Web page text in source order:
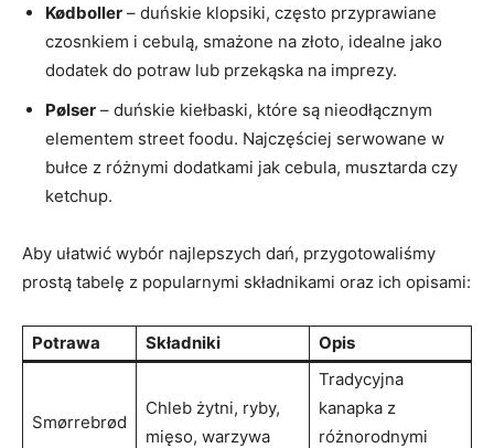
Kødboller – ⁢duńskie klopsiki, często przyprawiane
czosnkiem ‌i cebulą, smażone na złoto, idealne jako
dodatek do potraw lub przekąska na imprezy.
Pølser ⁢– duńskie kiełbaski, które są nieodłącznym
elementem street foodu.⁢ Najczęściej serwowane w
bułce z różnymi dodatkami jak cebula, musztarda czy‌
ketchup.
Aby ułatwić wybór najlepszych dań, przygotowaliśmy
prostą tabelę z popularnymi składnikami oraz ich opisami:
Potrawa Składniki Opis
Smørrebrød
Chleb żytni, ryby,
mięso, warzywa
Tradycyjna
kanapka z
różnorodnymi